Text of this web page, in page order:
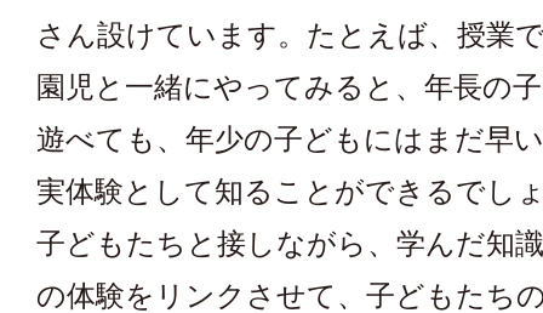
さん設けています。たとえば、授業
園児と一緒にやってみると、年長の
遊べても、年少の子どもにはまだ早
実体験として知ることができるでし
子どもたちと接しながら、学んだ知
の体験をリンクさせて、子どもたち